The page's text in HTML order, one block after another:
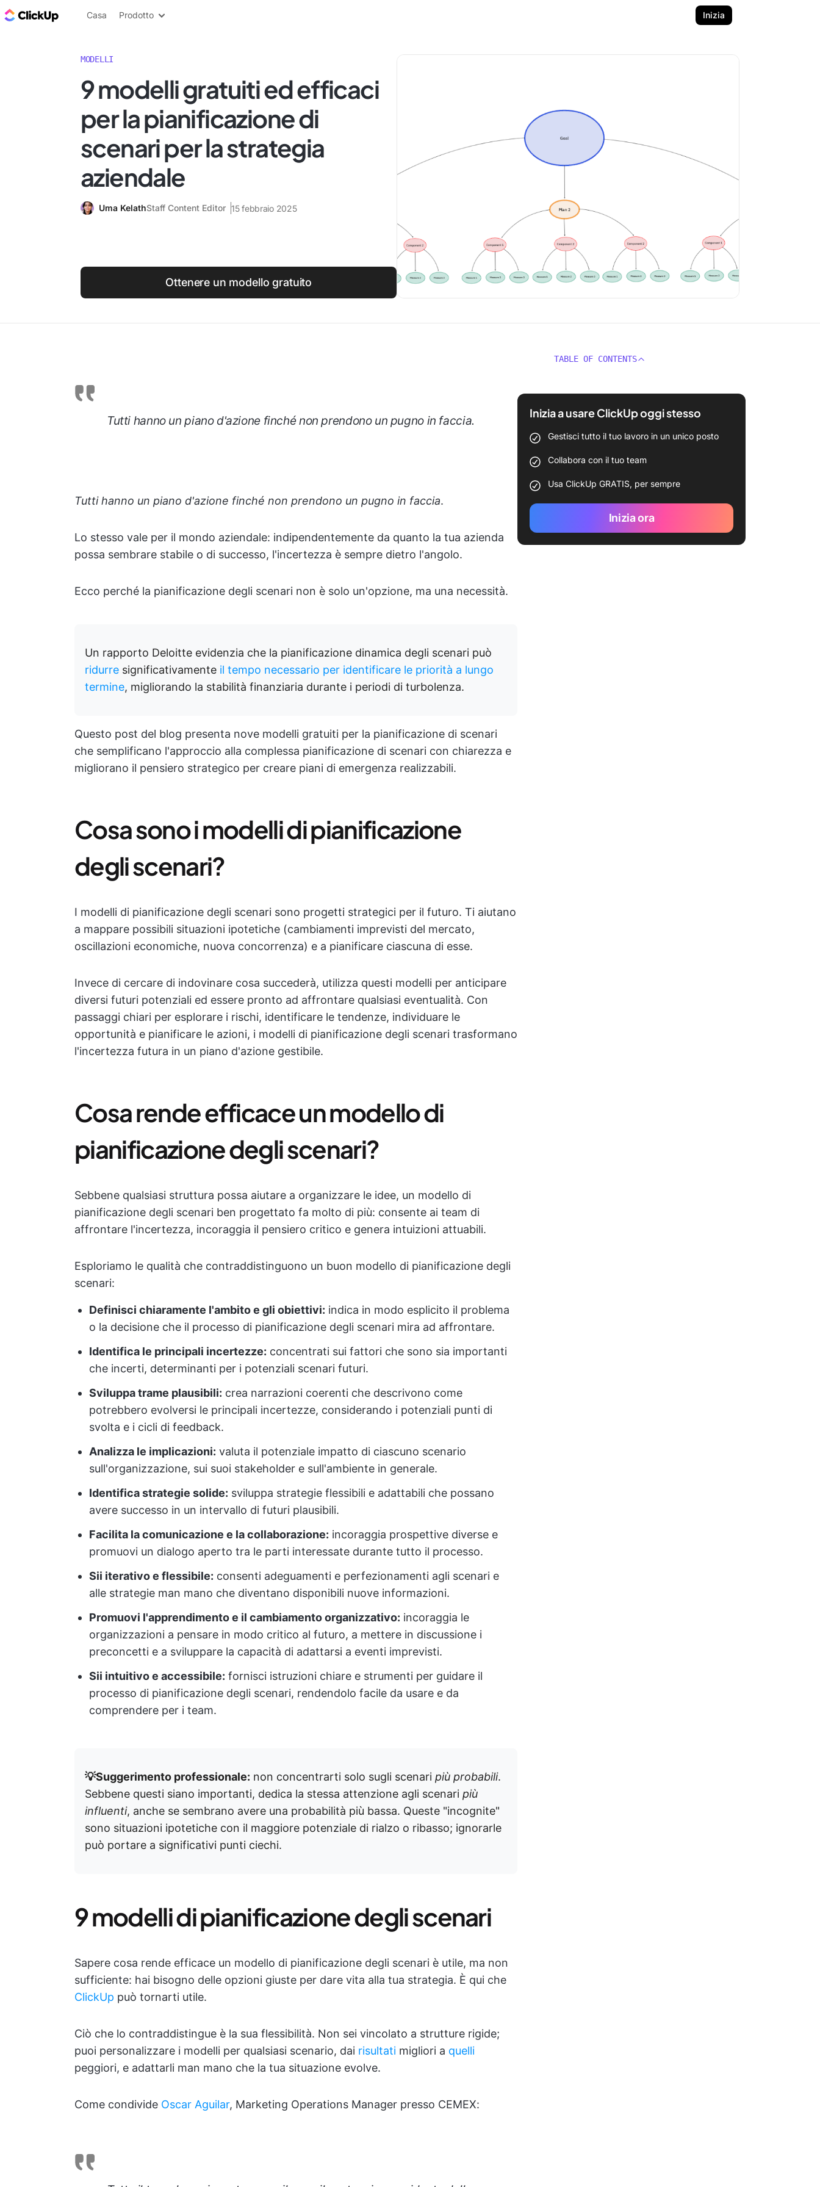
Blog di ClickUp
Casa Prodotto Inizia
MODELLI
9 modelli gratuiti ed efficaci
per la pianificazione di
scenari per la strategia
aziendale
Uma KelathStaff Content Editor 15 febbraio 2025
Ottenere un modello gratuito
Tutti hanno un piano d'azione finché non prendono un pugno in faccia.
Tutti hanno un piano d'azione finché non prendono un pugno in faccia.
Lo stesso vale per il mondo aziendale: indipendentemente da quanto la tua azienda
possa sembrare stabile o di successo, l'incertezza è sempre dietro l'angolo.
Ecco perché la pianificazione degli scenari non è solo un'opzione, ma una necessità.
Un rapporto Deloitte evidenzia che la pianificazione dinamica degli scenari può
ridurre significativamente il tempo necessario per identificare le priorità a lungo
termine, migliorando la stabilità finanziaria durante i periodi di turbolenza.
Questo post del blog presenta nove modelli gratuiti per la pianificazione di scenari
che semplificano l'approccio alla complessa pianificazione di scenari con chiarezza e
migliorano il pensiero strategico per creare piani di emergenza realizzabili.
Cosa sono i modelli di pianificazione
degli scenari?
I modelli di pianificazione degli scenari sono progetti strategici per il futuro. Ti aiutano
a mappare possibili situazioni ipotetiche (cambiamenti imprevisti del mercato,
oscillazioni economiche, nuova concorrenza) e a pianificare ciascuna di esse.
Invece di cercare di indovinare cosa succederà, utilizza questi modelli per anticipare
diversi futuri potenziali ed essere pronto ad affrontare qualsiasi eventualità. Con
passaggi chiari per esplorare i rischi, identificare le tendenze, individuare le
opportunità e pianificare le azioni, i modelli di pianificazione degli scenari trasformano
l'incertezza futura in un piano d'azione gestibile.
Cosa rende efficace un modello di
pianificazione degli scenari?
Sebbene qualsiasi struttura possa aiutare a organizzare le idee, un modello di
pianificazione degli scenari ben progettato fa molto di più: consente ai team di
affrontare l'incertezza, incoraggia il pensiero critico e genera intuizioni attuabili.
Esploriamo le qualità che contraddistinguono un buon modello di pianificazione degli
scenari:
Definisci chiaramente l'ambito e gli obiettivi: indica in modo esplicito il problema
o la decisione che il processo di pianificazione degli scenari mira ad affrontare.
Identifica le principali incertezze: concentrati sui fattori che sono sia importanti
che incerti, determinanti per i potenziali scenari futuri.
Sviluppa trame plausibili: crea narrazioni coerenti che descrivono come
potrebbero evolversi le principali incertezze, considerando i potenziali punti di
svolta e i cicli di feedback.
Analizza le implicazioni: valuta il potenziale impatto di ciascuno scenario
sull'organizzazione, sui suoi stakeholder e sull'ambiente in generale.
Identifica strategie solide: sviluppa strategie flessibili e adattabili che possano
avere successo in un intervallo di futuri plausibili.
Facilita la comunicazione e la collaborazione: incoraggia prospettive diverse e
promuovi un dialogo aperto tra le parti interessate durante tutto il processo.
Sii iterativo e flessibile: consenti adeguamenti e perfezionamenti agli scenari e
alle strategie man mano che diventano disponibili nuove informazioni.
Promuovi l'apprendimento e il cambiamento organizzativo: incoraggia le
organizzazioni a pensare in modo critico al futuro, a mettere in discussione i
preconcetti e a sviluppare la capacità di adattarsi a eventi imprevisti.
Sii intuitivo e accessibile: fornisci istruzioni chiare e strumenti per guidare il
processo di pianificazione degli scenari, rendendolo facile da usare e da
comprendere per i team.
💡Suggerimento professionale: non concentrarti solo sugli scenari più probabili.
Sebbene questi siano importanti, dedica la stessa attenzione agli scenari più
influenti, anche se sembrano avere una probabilità più bassa. Queste "incognite"
sono situazioni ipotetiche con il maggiore potenziale di rialzo o ribasso; ignorarle
può portare a significativi punti ciechi.
9 modelli di pianificazione degli scenari
Sapere cosa rende efficace un modello di pianificazione degli scenari è utile, ma non
sufficiente: hai bisogno delle opzioni giuste per dare vita alla tua strategia. È qui che
ClickUp può tornarti utile.
Ciò che lo contraddistingue è la sua flessibilità. Non sei vincolato a strutture rigide;
puoi personalizzare i modelli per qualsiasi scenario, dai risultati migliori a quelli
peggiori, e adattarli man mano che la tua situazione evolve.
Come condivide Oscar Aguilar, Marketing Operations Manager presso CEMEX:
TABLE OF CONTENTS
Inizia a usare ClickUp oggi stesso
Gestisci tutto il tuo lavoro in un unico posto
Collabora con il tuo team
Usa ClickUp GRATIS, per sempre
Inizia ora